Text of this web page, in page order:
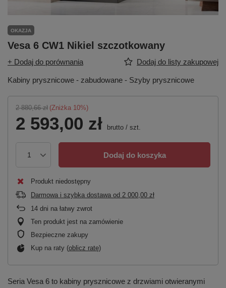
OKAZJA
Vesa 6 CW1 Nikiel szczotkowany
+ Dodaj do porównania Dodaj do listy zakupowej
Kabiny prysznicowe - zabudowane - Szyby prysznicowe
2 880,66 zł (Zniżka 10%)
2 593,00 zł brutto / szt.
Dodaj do koszyka
Produkt niedostępny
Darmowa i szybka dostawa od 2 000,00 zł
14 dni na łatwy zwrot
Ten produkt jest na zamówienie
Bezpieczne zakupy
Kup na raty (oblicz ratę)
Seria Vesa 6 to kabiny prysznicowe z drzwiami otwieranymi